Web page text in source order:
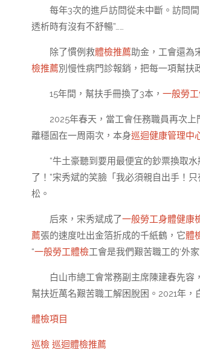
每年3次的進戶訪問從未中斷。訪問
透析時有沒有不舒暢”……
除了慣例救體檢推薦助金，工會還為
檢推薦別慢性病門診報銷，把每一項幫扶
15年間，幫扶手冊換了3本， 一般勞
2025年春天，當工會任務職員再次
離穩固在一周兩次，本身巡迴健康管理中
“牛土豪聽到要用最便宜的鈔票換取
了！”宋秀斌的笑臉「我必須親自出手！
松。
后來，宋秀斌成了一般勞工身體健康
薦張的速度吐出金箔折成的千紙鶴，它體
“一般勞工體檢工會是我們艱苦職工的‘外
白山市總工會常務副主席陳建春先容
幫扶近萬名艱苦職工解困脫困。2021年，
體檢項目
巡檢 巡迴體檢推薦